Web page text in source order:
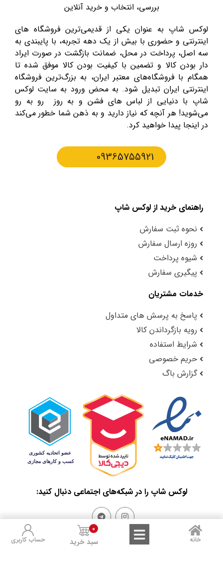
بررسی، انتخاب و خرید آنلاین
لوکس شاپ به عنوان یکی از قدیمی‌ترین فروشگاه های
اینترنتی و حضوری با بیش از یک دهه تجربه، با پایبندی به
سه اصل، پرداخت در محل، ضمانت بازگشت در صورت ایراد
دار بودن کالا و تضمین با کیفیت بودن کالا موفق شده تا
همگام با فروشگاه‌های معتبر ایران، به بزرگ‌ترین فروشگاه
اینترنتی ایران تبدیل شود. به محض ورود به سایت لوکس
شاپ با دنیایی از لباس های فشن و به روز رو به رو
می‌شوید! هر آنچه که نیاز دارید و به ذهن شما خطور می‌کند
در اینجا پیدا خواهید کرد.
09365755921
راهنمای خرید از لوکس شاپ
نحوه ثبت سفارش
روزه ارسال سفارش
شیوه پرداخت
پیگیری سفارش
خدمات مشتریان
پاسخ به پرسش های متداول
رویه بازگرداندن کالا
شرایط استفاده
حریم خصوصی
گزارش باگ
لوکس شاپ را در شبکه‌های اجتماعی دنبال کنید:
خانه سبد خرید
0
حساب کاربری